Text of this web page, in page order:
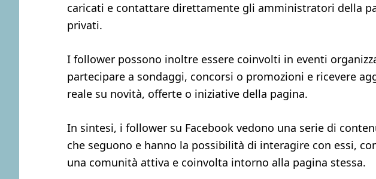
caricati e contattare direttamente gli amministratori della
privati.
I follower possono inoltre essere coinvolti in eventi
partecipare a sondaggi, concorsi o promozioni e ricevere
reale su novità, offerte o iniziative della pagina.
In sintesi, i follower su Facebook vedono una serie di
che seguono e hanno la possibilità di interagire con essi,
una comunità attiva e coinvolta intorno alla pagina stessa.